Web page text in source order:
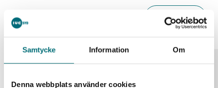
Samtycke Information Om
Denna webbplats använder cookies
Liknande event Alla event